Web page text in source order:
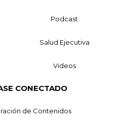
Podcast
Salud Ejecutiva
Videos
CONECTADO
de Contenidos